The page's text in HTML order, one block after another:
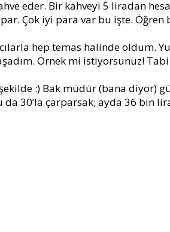
eder. Bir kahveyi 5 liradan
Çok iyi para var bu işte. Öğren
hep temas halinde oldum.
Örnek mi istiyorsunuz!
:) Bak müdür (bana diyor)
30’la çarparsak; ayda 36 bin